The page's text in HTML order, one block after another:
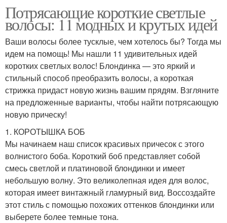
Потрясающие короткие светлые
волосы: 11 модных и крутых идей
Ваши волосы более тусклые, чем хотелось бы? Тогда мы
идем на помощь! Мы нашли 11 удивительных идей
коротких светлых волос! Блондинка — это яркий и
стильный способ преобразить волосы, а короткая
стрижка придаст новую жизнь вашим прядям. Взгляните
на предложенные варианты, чтобы найти потрясающую
новую прическу!
1. КОРОТЫШКА БОБ
Мы начинаем наш список красивых причесок с этого
волнистого боба. Короткий боб представляет собой
смесь светлой и платиновой блондинки и имеет
небольшую волну. Это великолепная идея для волос,
которая имеет винтажный гламурный вид. Воссоздайте
этот стиль с помощью похожих оттенков блондинки или
выберете более темные тона.